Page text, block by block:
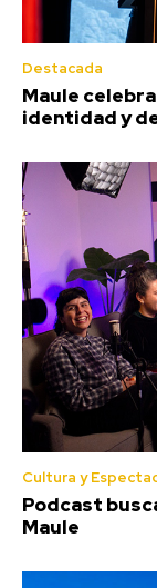
Destacada
Maule
identidad y
Cultura y
Podcast
Maule